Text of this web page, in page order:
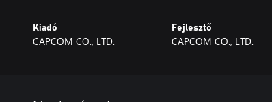
Kiadó
CAPCOM CO., LTD.
Fejlesztő
CAPCOM CO., LTD.